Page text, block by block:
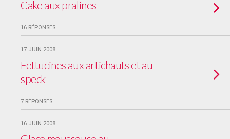
Cake aux pralines
16 RÉPONSES
17 JUIN 2008
Fettucines aux artichauts et au
speck
7 RÉPONSES
16 JUIN 2008